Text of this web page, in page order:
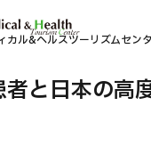
カル&ヘルスツーリズムセン
と日本の高